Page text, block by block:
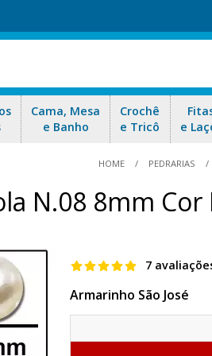
Cama, Mesa
e Banho
Crochê
e Tricô
e
HOME PEDRARIAS
N.08 8mm
7
Armarinho São José